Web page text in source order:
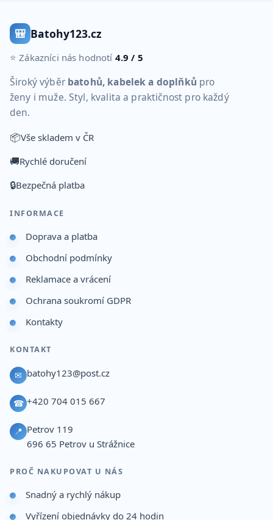
🎒 Batohy123.cz
⭐ Zákazníci nás hodnotí 4.9 / 5
Široký výběr batohů, kabelek a doplňků pro
ženy i muže. Styl, kvalita a praktičnost pro každý
den.
📦Vše skladem v ČR
🚚Rychlé doručení
🔒Bezpečná platba
INFORMACE
Doprava a platba
Obchodní podmínky
Reklamace a vrácení
Ochrana soukromí GDPR
Kontakty
KONTAKT
✉ batohy123@post.cz
☎ +420 704 015 667
📍 Petrov 119
696 65 Petrov u Strážnice
PROČ NAKUPOVAT U NÁS
Snadný a rychlý nákup
Vyřízení objednávky do 24 hodin